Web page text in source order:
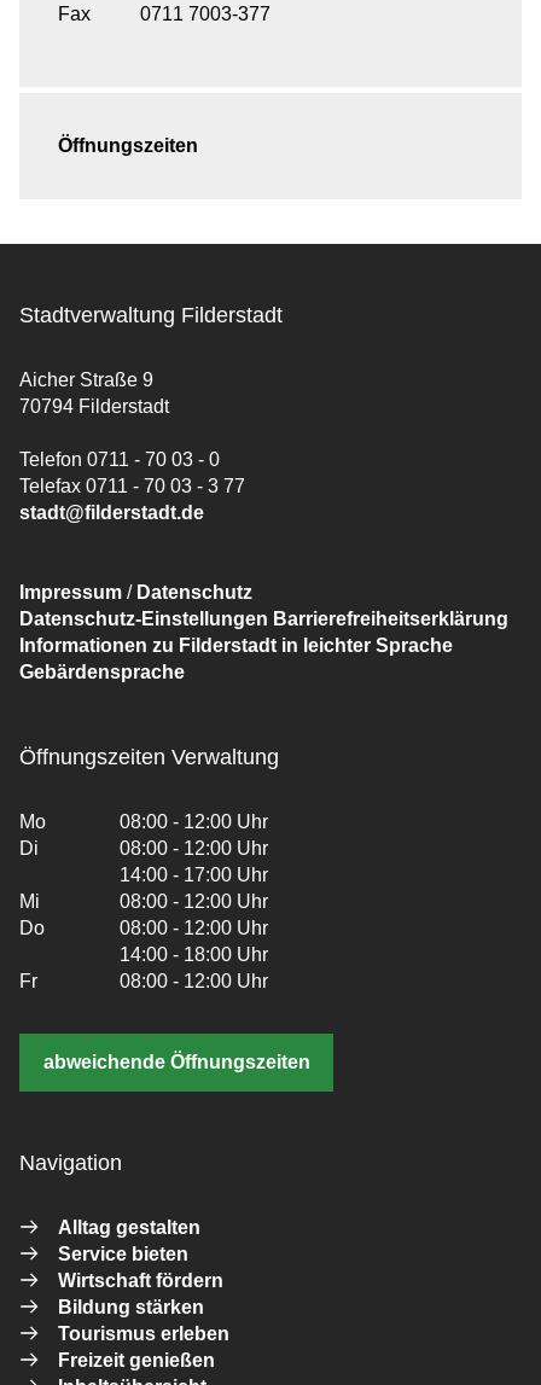
Fax
0711 7003-377
Öffnungszeiten
Stadtverwaltung Filderstadt
Aicher Straße 9
70794 Filderstadt
Telefon 0711 - 70 03 - 0
Telefax 0711 - 70 03 - 3 77
stadt@filderstadt.de
Impressum / Datenschutz
Datenschutz-Einstellungen Barrierefreiheitserklärung
Informationen zu Filderstadt in leichter Sprache
Gebärdensprache
Öffnungszeiten Verwaltung
Mo
08:00 - 12:00 Uhr
Di
08:00 - 12:00 Uhr
14:00 - 17:00 Uhr
Mi
08:00 - 12:00 Uhr
Do
08:00 - 12:00 Uhr
14:00 - 18:00 Uhr
Fr
08:00 - 12:00 Uhr
abweichende Öffnungszeiten
Navigation
Alltag gestalten
Service bieten
Wirtschaft fördern
Bildung stärken
Tourismus erleben
Freizeit genießen